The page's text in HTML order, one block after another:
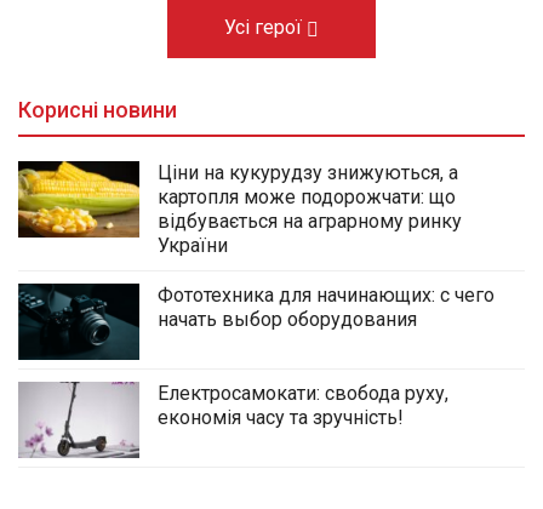
Усі герої
Корисні новини
Ціни на кукурудзу знижуються, а
картопля може подорожчати: що
відбувається на аграрному ринку
України
Фототехника для начинающих: с чего
начать выбор оборудования
Електросамокати: свобода руху,
економія часу та зручність!